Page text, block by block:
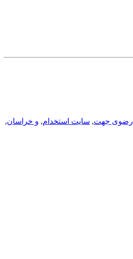
رضوی جهت, سایت استخدام, و خراسان,